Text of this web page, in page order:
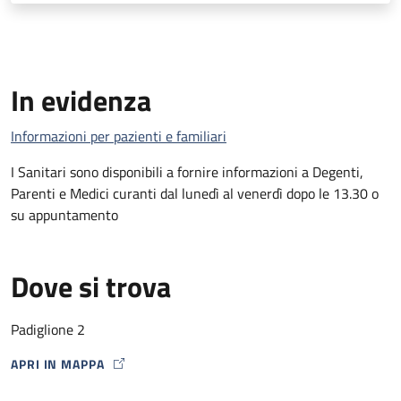
In evidenza
Informazioni per pazienti e familiari
I Sanitari sono disponibili a fornire informazioni a Degenti,
Parenti e Medici curanti dal lunedì al venerdì dopo le 13.30 o
su appuntamento
Dove si trova
Padiglione 2
APRI IN MAPPA
MAP ICON